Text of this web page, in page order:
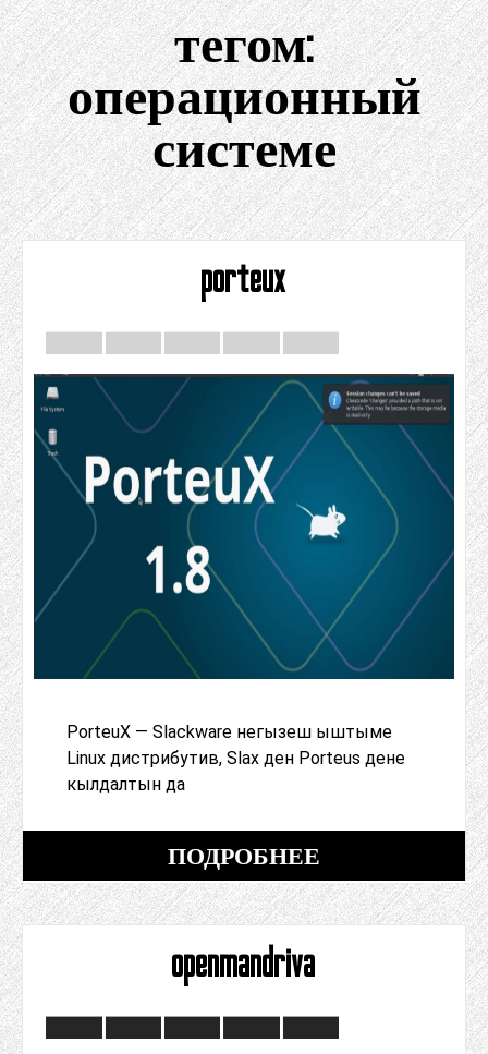
тегом:
операционный
системе
porteux
PorteuX — Slackware негызеш ыштыме
Linux дистрибутив, Slax ден Porteus дене
кылдалтын да
ПОДРОБНЕЕ
openmandriva